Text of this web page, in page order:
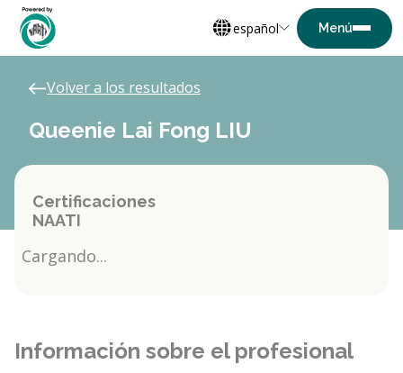
español
Volver a los resultados
Queenie Lai Fong LIU
Certificaciones
NAATI
Cargando...
Información sobre el profesional